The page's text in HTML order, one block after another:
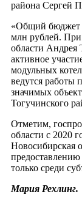
района Сергей
«Общий бюджет
млн рублей. При
области Андрея
активное
модульных
ведутся работы
значимых
Тогучинского
Отметим,
области с 2020
Новосибирская
только среди
Мария Рехлинг.